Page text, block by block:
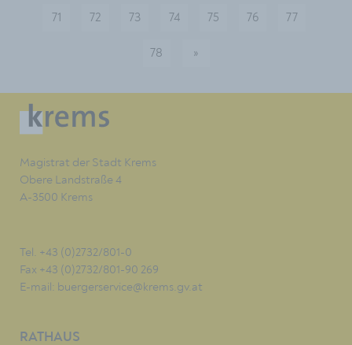
71 72 73 74 75 76 77
78 »
Magistrat der Stadt Krems
Obere Landstraße 4
A-3500 Krems
Tel. +43 (0)2732/801-0
Fax +43 (0)2732/801-90 269
E-mail: buergerservice@krems.gv.at
RATHAUS